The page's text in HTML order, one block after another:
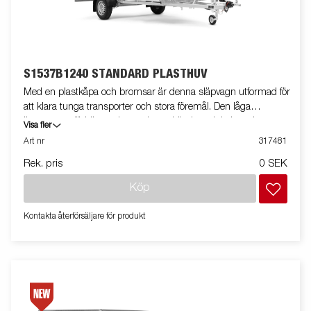
S1537B1240 STANDARD PLASTHUV
Med en plastkåpa och bromsar är denna släpvagn utformad för
att klara tunga transporter och stora föremål. Den låga
ljusrampen förbättrar tipp- och uppkörningsvinkeln, och
baklämmen är klädd i lågfriktionsmaterial för smidigare
backljus bakom skärmarna. Totalvikt: 1240 kg. Vagnen på
Visa fler
Art nr
317481
Rek. pris 0 SEK
Köp
Kontakta återförsäljare för produkt